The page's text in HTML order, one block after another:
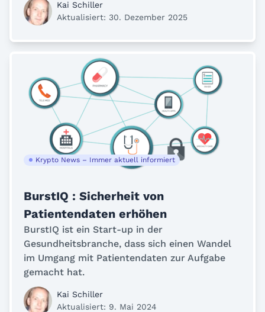
Kai Schiller
Aktualisiert: 30. Dezember 2025
Krypto News – Immer aktuell informiert
BurstIQ : Sicherheit von
Patientendaten erhöhen
BurstIQ ist ein Start-up in der
Gesundheitsbranche, dass sich einen Wandel
im Umgang mit Patientendaten zur Aufgabe
gemacht hat.
Kai Schiller
Aktualisiert: 9. Mai 2024